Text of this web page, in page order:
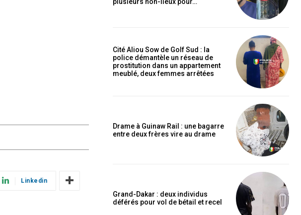
Linkedin
Cité Aliou Sow de Golf Sud : la
police démantèle un réseau de
prostitution dans un appartement
meublé, deux femmes arrêtées
Drame à Guinaw Rail : une bagarre
entre deux frères vire au drame
Grand-Dakar : deux individus
déférés pour vol de bétail et recel